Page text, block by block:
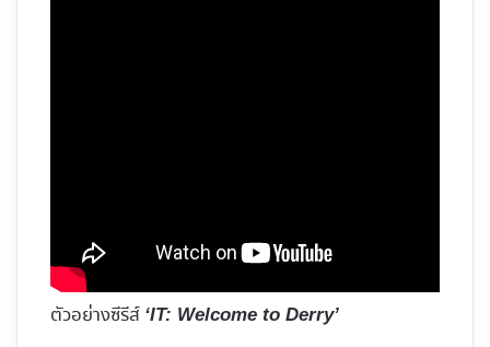
ตัวอย่างซีรีส์ ‘IT: Welcome to Derry’